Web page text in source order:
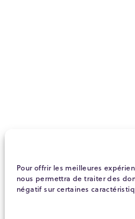
Pour offrir les meilleures
nous permettra de traiter des
négatif sur certaines